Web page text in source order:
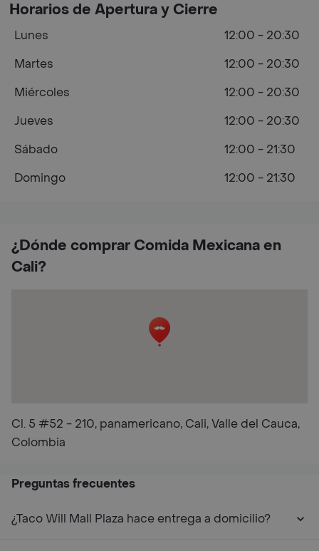
¿Dónde comprar Comida Mexicana en
Cali?
Cl. 5 #52 - 210, panamericano, Cali, Valle del Cauca,
Colombia
Horarios de Apertura y Cierre
Lunes
12:00 - 20:30
Martes
12:00 - 20:30
Miércoles
12:00 - 20:30
Jueves
12:00 - 20:30
Sábado
12:00 - 21:30
Domingo
12:00 - 21:30
Preguntas frecuentes
¿Taco Will Mall Plaza hace entrega a domicilio?